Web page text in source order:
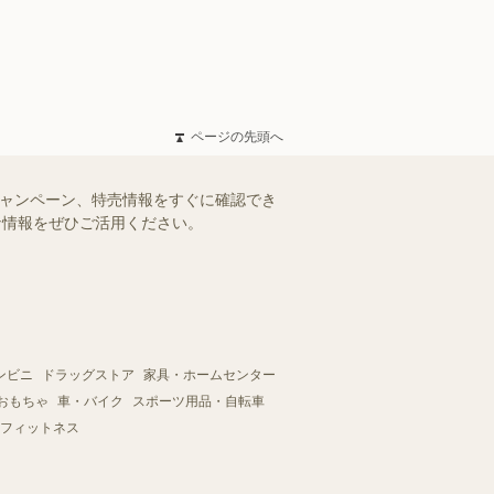
ページの先頭へ
ンペーン、特売情報をすぐに確認でき
報をぜひご活用ください。
ビニ ドラッグストア
家具・ホームセンター
もちゃ
車・バイク
スポーツ用品・自転車
ィットネス